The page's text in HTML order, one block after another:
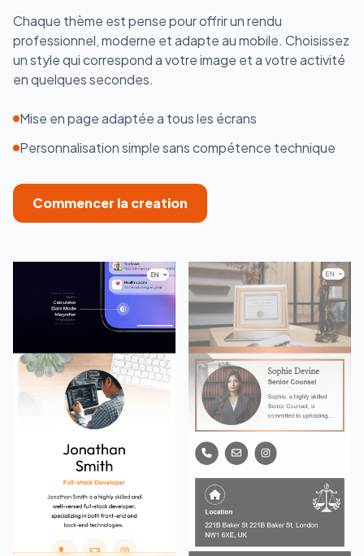
Chaque thème est pense pour offrir un rendu
professionnel, moderne et adapte au mobile. Choisissez
un style qui correspond a votre image et a votre activité
en quelques secondes.
Mise en page adaptée a tous les écrans
Personnalisation simple sans compétence technique
Commencer la creation